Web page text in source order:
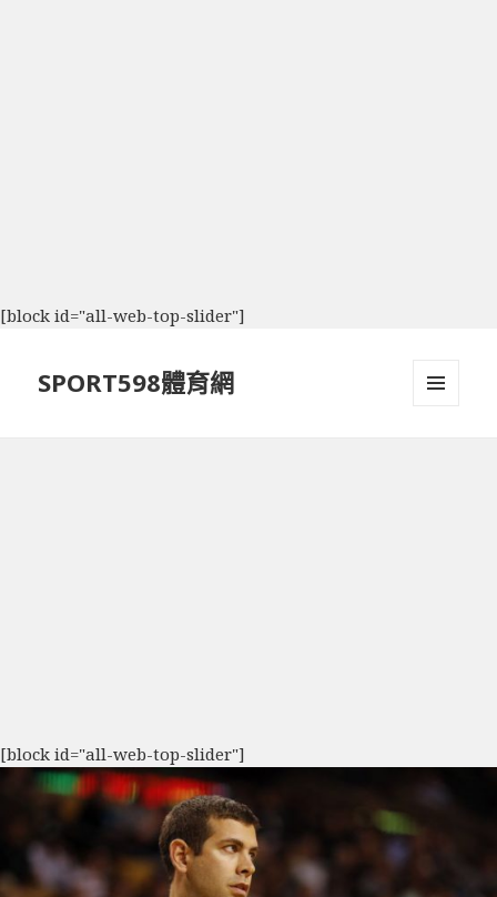
[block id="all-web-top-slider"]
SPORT598體育網
[block id="all-web-top-slider"]